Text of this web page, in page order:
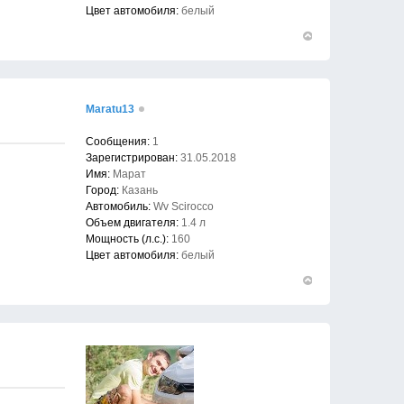
Цвет автомобиля: белый
Maratu13
Сообщения: 1
Зарегистрирован: 31.05.2018
Имя: Марат
Город: Казань
Автомобиль: Wv Scirocco
Объем двигателя: 1.4 л
Мощность (л.с.): 160
Цвет автомобиля: белый